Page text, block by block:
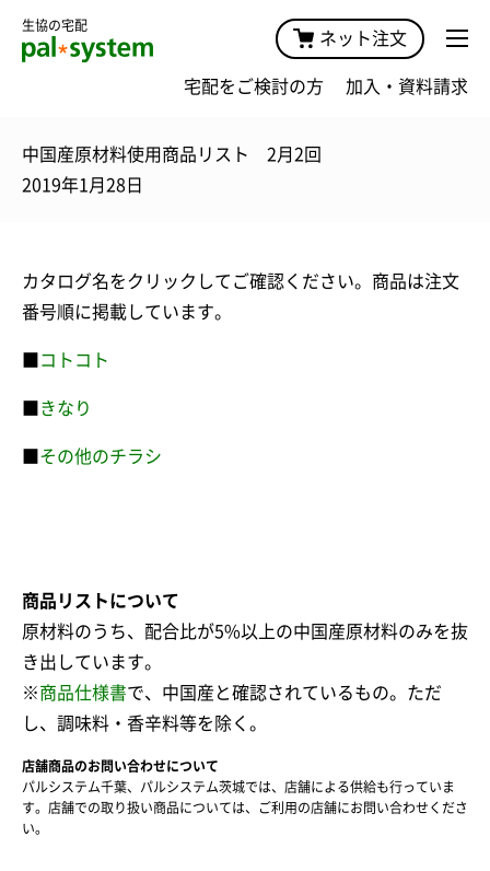
生協の宅配
ネット注文
宅配をご検討の方 加入・資料請求
中国産原材料使用商品リスト 2月2回
2019年1月28日
カタログ名をクリックしてご確認ください。商品は注文
番号順に掲載しています。
コトコト
きなり
その他のチラシ
商品リストについて
原材料のうち、配合比が5%以上の中国産原材料のみを抜
き出しています。
※商品仕様書で、中国産と確認されているもの。ただ
し、調味料・香辛料等を除く。
店舗商品のお問い合わせについて
パルシステム千葉、パルシステム茨城では、店舗による供給も行っていま
す。店舗での取り扱い商品については、ご利用の店舗にお問い合わせくださ
い。